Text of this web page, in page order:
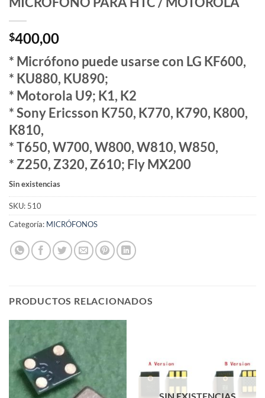
$400,00
* Micrófono puede usarse con LG KF600,
* KU880, KU890;
* Motorola U9; K1, K2
* Sony Ericsson K750, K770, K790, K800,
K810,
* T650, W700, W800, W810, W850,
* Z250, Z320, Z610; Fly MX200
Sin existencias
SKU: 510
Categoría: MICRÓFONOS
PRODUCTOS RELACIONADOS
SIN EXISTENCIAS